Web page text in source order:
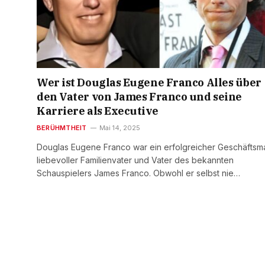
Wer ist Douglas Eugene Franco Alles über
den Vater von James Franco und seine
Karriere als Executive
BERÜHMTHEIT Mai 14, 2025
Douglas Eugene Franco war ein erfolgreicher
liebevoller Familienvater und Vater des bekannten
Schauspielers James Franco. Obwohl er selbst nie…